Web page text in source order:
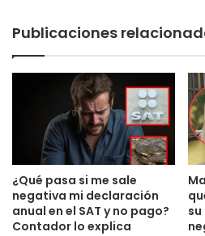
Publicaciones
¿Qué pasa si me sale
negativa mi declaración
anual en el SAT y no pago?
Contador lo explica